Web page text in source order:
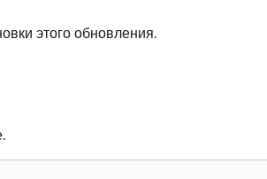
этого обновления.